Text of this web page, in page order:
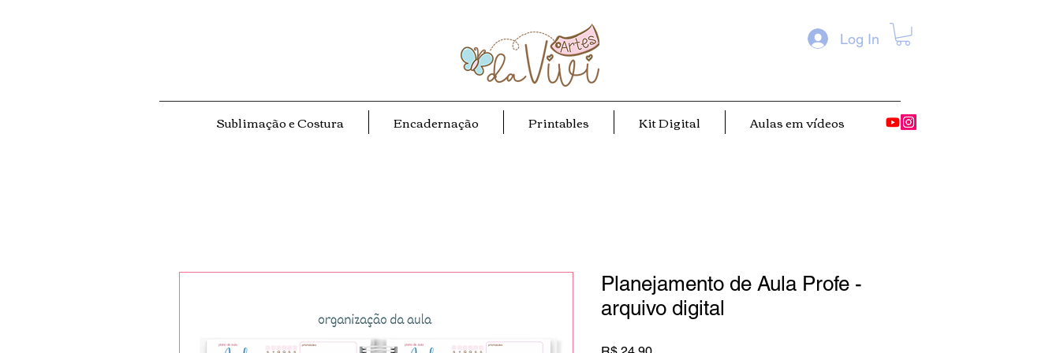
Log In
Sublimação e Costura Encadernação Printables Kit Digital Aulas em vídeos
Planejamento de Aula Profe -
arquivo digital